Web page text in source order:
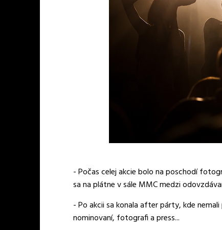
- Počas celej akcie bolo na poschodí
sa na plátne v sále MMC medzi
- Po akcii sa konala after párty, kde
nominovaní, fotografi a press...